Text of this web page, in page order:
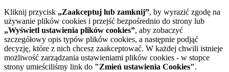
Kliknij przycisk „Zaakceptuj lub zamknij”, by wyrazić zgodę na
używanie plików cookies i przejść bezpośrednio do strony lub
„Wyświetl ustawienia plików cookies”, aby zobaczyć
szczegółowy opis typów plików cookies, a następnie podjąć
decyzję, które z nich chcesz zaakceptować. W każdej chwili istnieje
możliwość zarządzania ustawieniami plików cookies - w stopce
strony umieściliśmy link do "Zmień ustawienia Cookies".